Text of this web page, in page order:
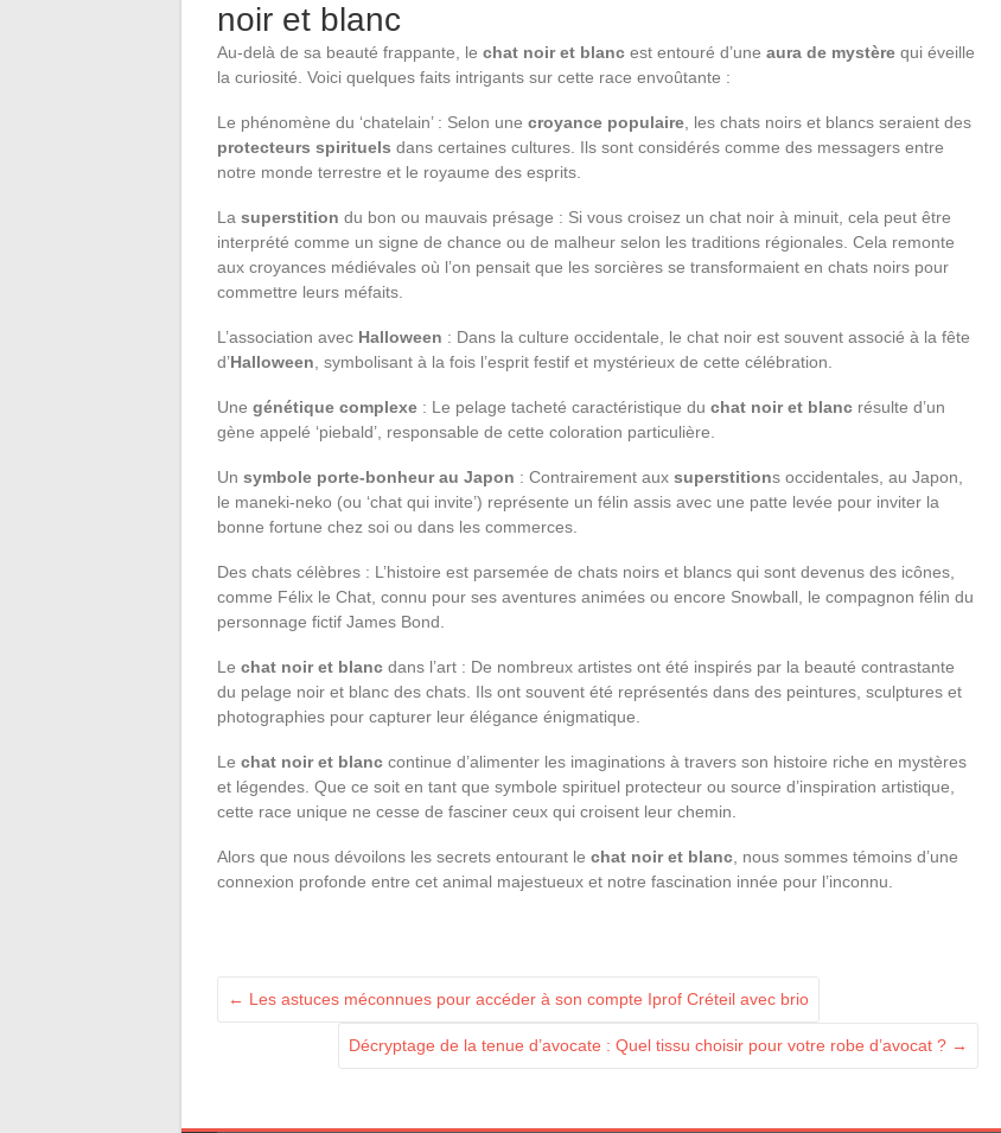
noir et blanc
Au-delà de sa beauté frappante, le chat noir et blanc est entouré d’une aura de mystère qui éveille
la curiosité. Voici quelques faits intrigants sur cette race envoûtante :
Le phénomène du ‘chatelain’ : Selon une croyance populaire , les chats noirs et blancs seraient des
protecteurs spirituels dans certaines cultures. Ils sont considérés comme des messagers entre
notre monde terrestre et le royaume des esprits.
La superstition du bon ou mauvais présage : Si vous croisez un chat noir à minuit, cela peut être
interprété comme un signe de chance ou de malheur selon les traditions régionales. Cela remonte
aux croyances médiévales où l’on pensait que les sorcières se transformaient en chats noirs pour
commettre leurs méfaits.
L’association avec Halloween : Dans la culture occidentale, le chat noir est souvent associé à la fête
d’Halloween , symbolisant à la fois l’esprit festif et mystérieux de cette célébration.
Une génétique complexe : Le pelage tacheté caractéristique du chat noir et blanc résulte d’un
gène appelé ‘piebald’, responsable de cette coloration particulière.
Un symbole porte-bonheur au Japon : Contrairement aux superstitions occidentales, au Japon,
le maneki-neko (ou ‘chat qui invite’) représente un félin assis avec une patte levée pour inviter la
bonne fortune chez soi ou dans les commerces.
Des chats célèbres : L’histoire est parsemée de chats noirs et blancs qui sont devenus des icônes,
comme Félix le Chat, connu pour ses aventures animées ou encore Snowball, le compagnon félin du
personnage fictif James Bond.
Le chat noir et blanc dans l’art : De nombreux artistes ont été inspirés par la beauté contrastante
du pelage noir et blanc des chats. Ils ont souvent été représentés dans des peintures, sculptures et
photographies pour capturer leur élégance énigmatique.
Le chat noir et blanc continue d’alimenter les imaginations à travers son histoire riche en mystères
et légendes. Que ce soit en tant que symbole spirituel protecteur ou source d’inspiration artistique,
cette race unique ne cesse de fasciner ceux qui croisent leur chemin.
Alors que nous dévoilons les secrets entourant le chat noir et blanc , nous sommes témoins d’une
connexion profonde entre cet animal majestueux et notre fascination innée pour l’inconnu.
← Les astuces méconnues pour accéder à son compte Iprof Créteil avec brio
Décryptage de la tenue d’avocate : Quel tissu choisir pour votre robe d’avocat ? →